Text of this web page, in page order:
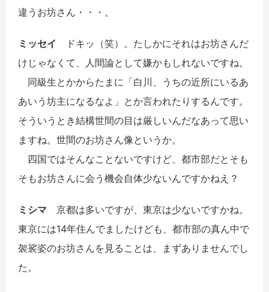
違うお坊さん・・・。
ミッセイ
ドキッ（笑）。たしかにそれはお坊さんだ
けじゃなくて、人間論として嫌かもしれないですね。
同級生とかからたまに「白川、うちの近所にいるあ
あいう坊主になるなよ」とか言われたりするんです。
そういうとき結構世間の目は厳しいんだなあって思い
ますね。世間のお坊さん像というか。
四国ではそんなことないですけど、都市部だとそも
そもお坊さんに会う機会自体少ないんですかねえ？
ミシマ 京都は多いですが、東京は少ないですかね。
東京には14年住んでましたけども、都市部の真ん中で
袈裟姿のお坊さんを見ることは、まずありませんでし
た。